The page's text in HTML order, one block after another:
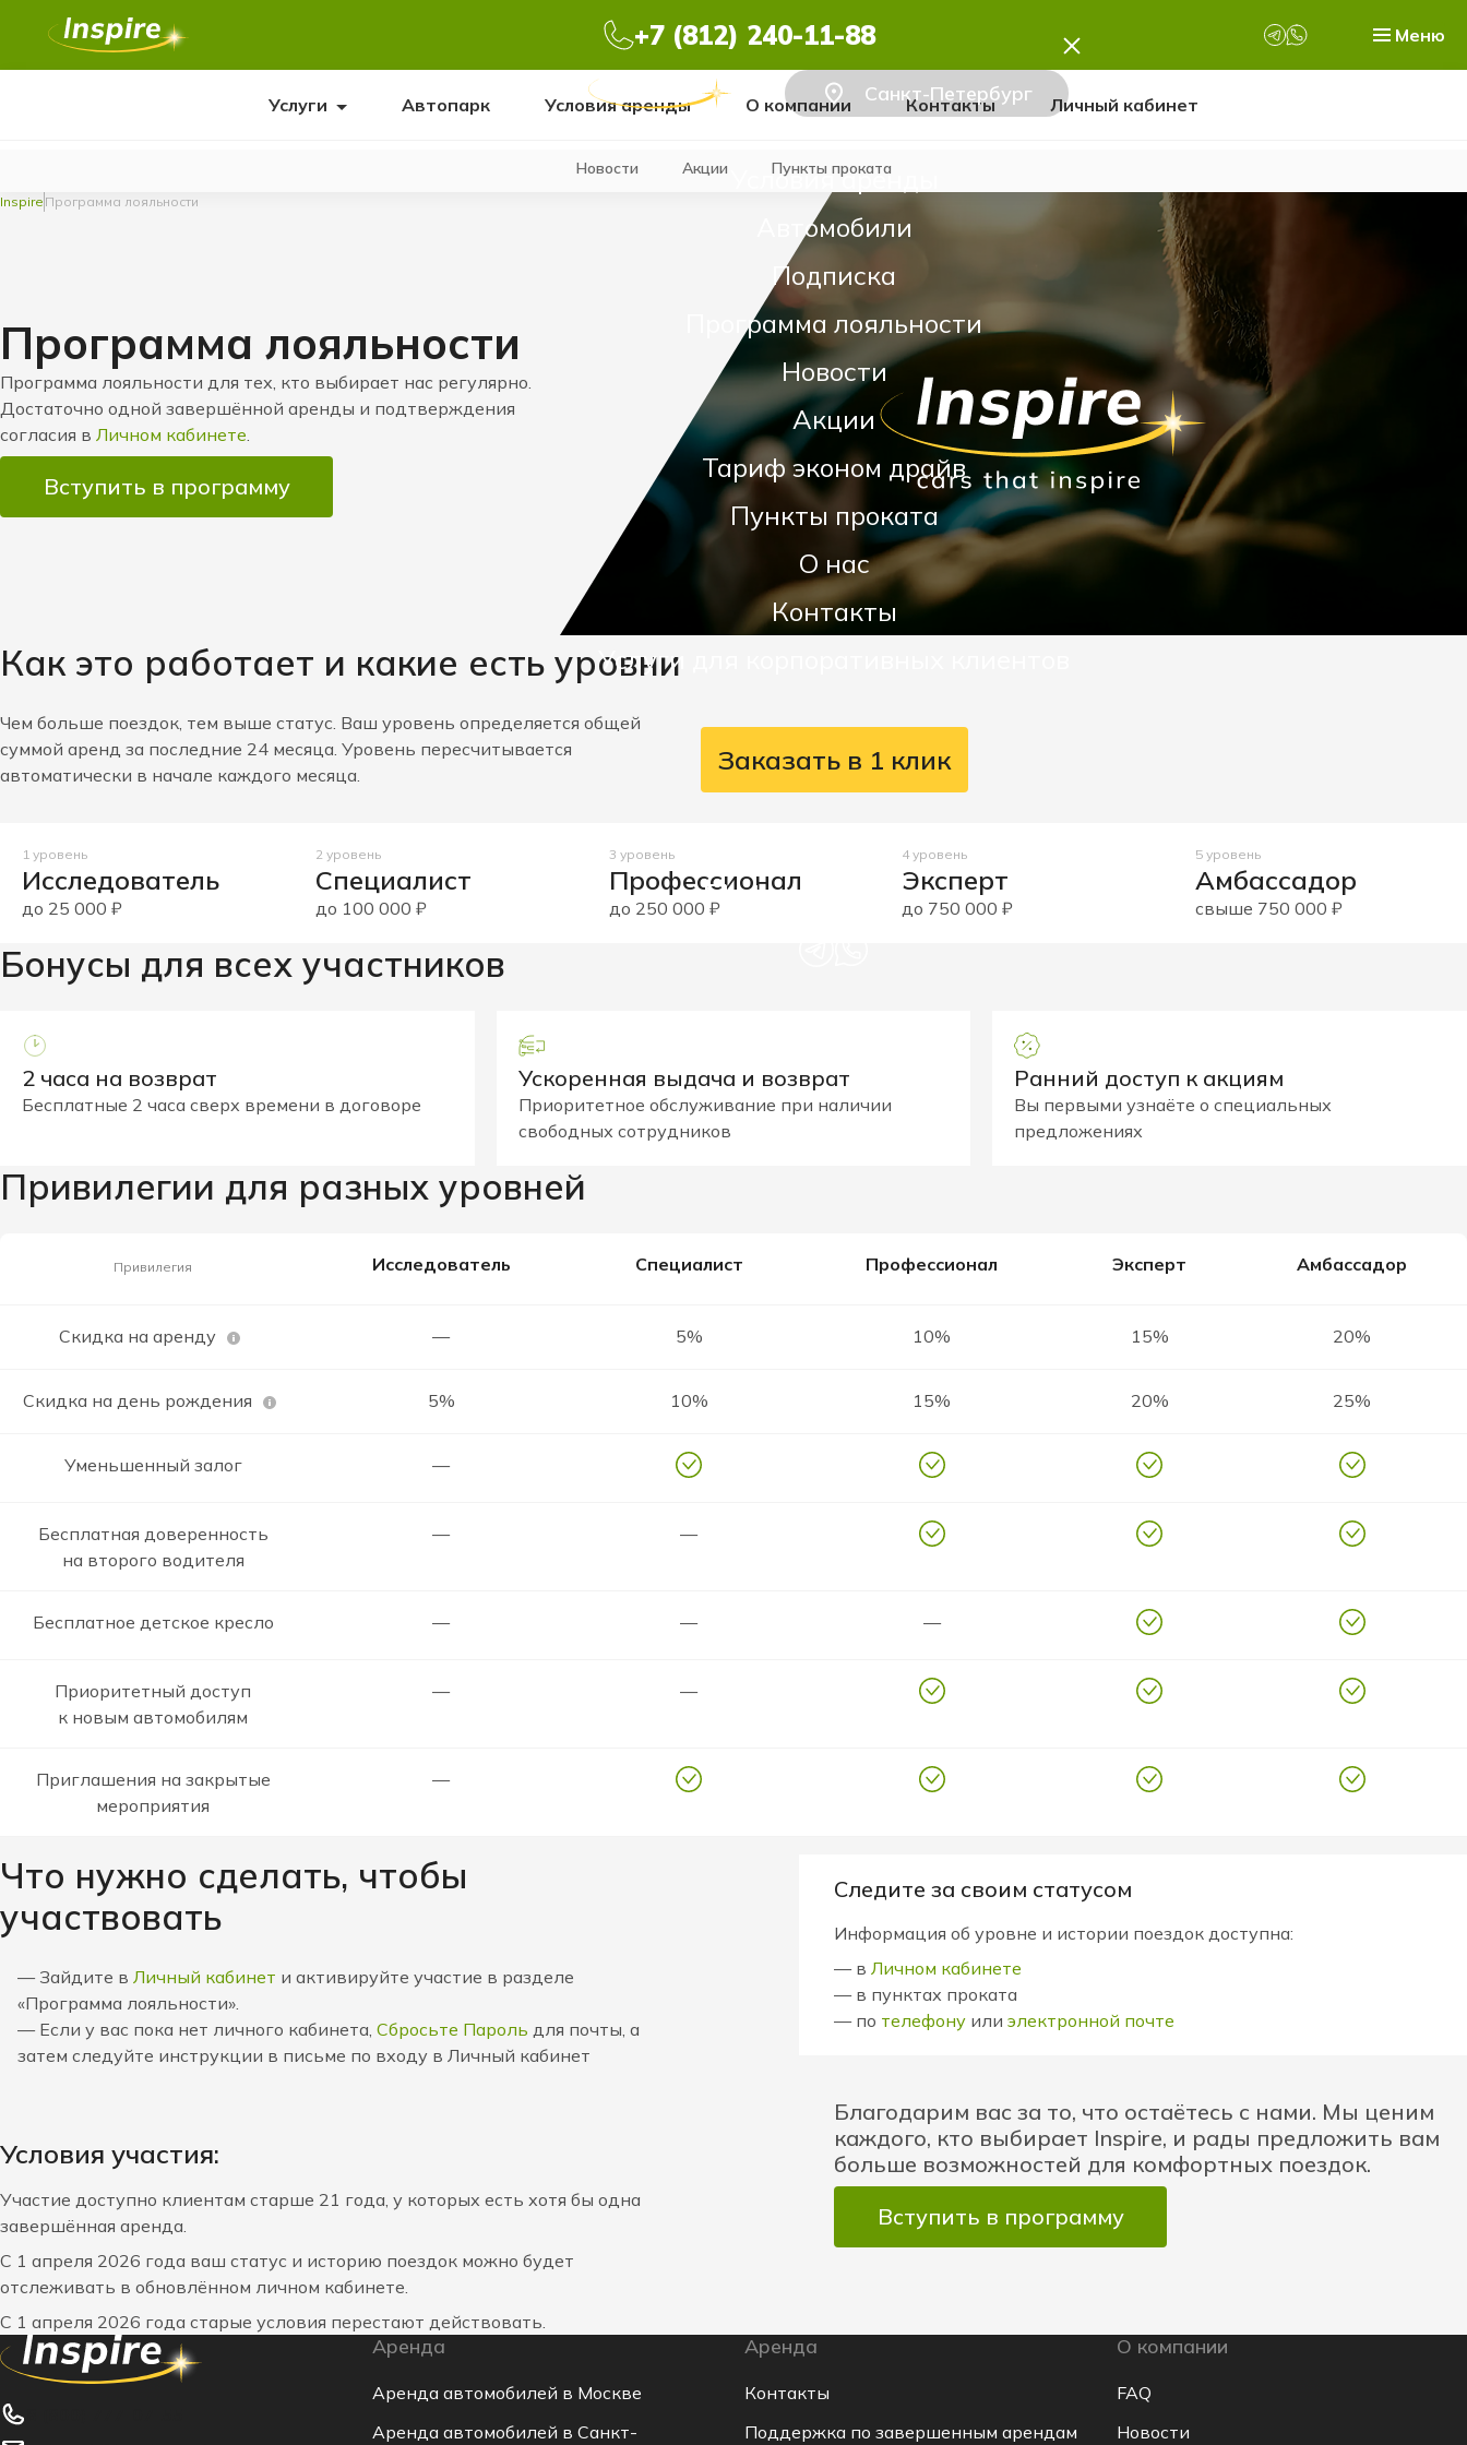
+7 (812) 240-11-88 Меню
Услуги Автопарк Условия аренды О компании Контакты Личный кабинет
Новости Акции Пункты проката
Санкт-Петербург
Условия аренды
Автомобили
Подписка
Программа лояльности
Новости
Акции
Тариф эконом драйв
Пункты проката
О нас
Контакты
Услуги для корпоративных клиентов
Заказать в 1 клик
spbrent@inspirerent.ru
Inspire Программа лояльности
Программа лояльности
Программа лояльности для тех, кто выбирает нас регулярно.
Достаточно одной завершённой аренды и подтверждения
согласия в Личном кабинете.
Вступить в программу
Как это работает и какие есть уровни
Чем больше поездок, тем выше статус. Ваш уровень определяется общей
суммой аренд за последние 24 месяца. Уровень пересчитывается
автоматически в начале каждого месяца.
1 уровень
Исследователь
до 25 000 ₽
2 уровень
Специалист
до 100 000 ₽
3 уровень
Профессионал
до 250 000 ₽
4 уровень
Эксперт
до 750 000 ₽
5 уровень
Амбассадор
свыше 750 000 ₽
Бонусы для всех участников
2 часа на возврат
Бесплатные 2 часа сверх времени в договоре
Ускоренная выдача и возврат
Приоритетное обслуживание при наличии
свободных сотрудников
Ранний доступ к акциям
Вы первыми узнаёте о специальных
предложениях
Привилегии для разных уровней
Привилегия Исследователь Специалист Профессионал Эксперт Амбассадор
Скидка на аренду — 5% 10% 15% 20%
Скидка на день рождения 5% 10% 15% 20% 25%
Уменьшенный залог —
Бесплатная доверенность
на второго водителя
— —
Бесплатное детское кресло — — —
Приоритетный доступ
к новым автомобилям
— —
Приглашения на закрытые
мероприятия
—
Что нужно сделать, чтобы
участвовать
— Зайдите в Личный кабинет и активируйте участие в разделе
«Программа лояльности».
— Если у вас пока нет личного кабинета, Сбросьте Пароль для почты, а
затем следуйте инструкции в письме по входу в Личный кабинет
Условия участия:
Участие доступно клиентам старше 21 года, у которых есть хотя бы одна
завершённая аренда.
С 1 апреля 2026 года ваш статус и историю поездок можно будет
отслеживать в обновлённом личном кабинете.
С 1 апреля 2026 года старые условия перестают действовать.
Следите за своим статусом
Информация об уровне и истории поездок доступна:
— в Личном кабинете
— в пунктах проката
— по телефону или электронной почте
Благодарим вас за то, что остаётесь с нами. Мы ценим
каждого, кто выбирает Inspire, и рады предложить вам
больше возможностей для комфортных поездок.
Вступить в программу
Аренда
Аренда автомобилей в Москве
Аренда автомобилей в Санкт-
Аренда
Контакты
Поддержка по завершенным арендам
О компании
FAQ
Новости